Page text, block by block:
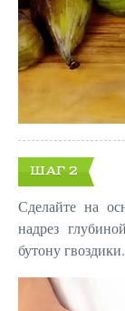
ШАГ 2
Сделайте на
надрез
бутону гвоздики.